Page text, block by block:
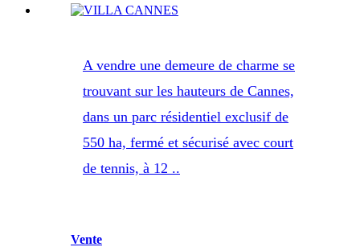
A vendre une demeure de charme se
trouvant sur les hauteurs de Cannes,
dans un parc résidentiel exclusif de
550 ha, fermé et sécurisé avec court
de tennis, à 12 ..
Vente